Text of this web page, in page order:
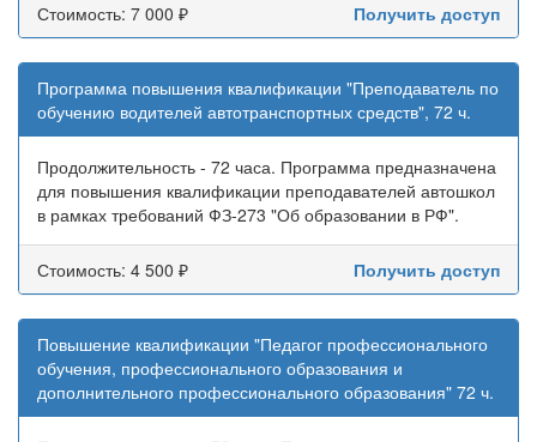
Стоимость: 7 000 ₽ Получить доступ
Программа повышения квалификации "Преподаватель по
обучению водителей автотранспортных средств", 72 ч.
Продолжительность - 72 часа. Программа предназначена
для повышения квалификации преподавателей автошкол
в рамках требований ФЗ-273 "Об образовании в РФ".
Стоимость: 4 500 ₽ Получить доступ
Повышение квалификации "Педагог профессионального
обучения, профессионального образования и
дополнительного профессионального образования" 72 ч.